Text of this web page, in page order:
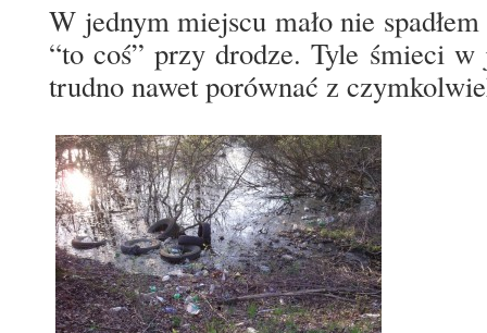
W jednym miejscu mało nie
“to coś” przy drodze. Tyle śmieci
trudno nawet porównać z